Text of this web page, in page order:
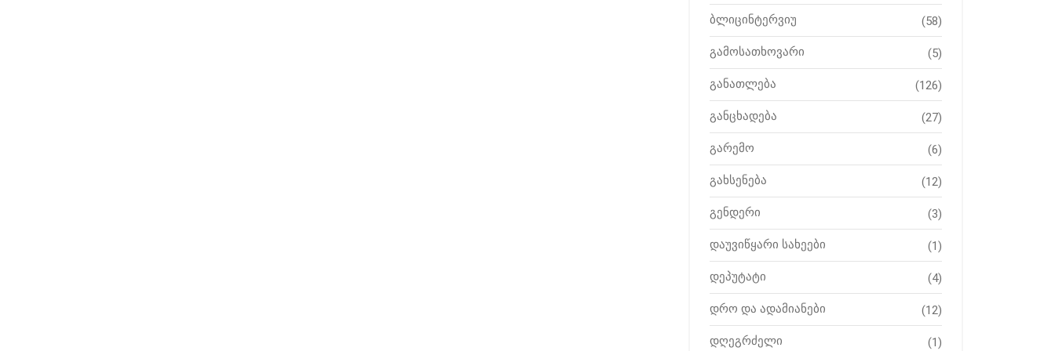
ბლიცინტერვიუ (58)
გამოსათხოვარი (5)
განათლება (126)
განცხადება (27)
გარემო (6)
გახსენება (12)
გენდერი (3)
დაუვიწყარი სახეები (1)
დეპუტატი (4)
დრო და ადამიანები (12)
დღეგრძელი (1)